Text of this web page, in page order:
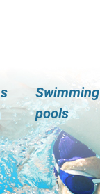
Swimming
pools